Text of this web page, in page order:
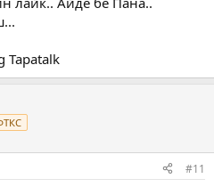
Tapatalk
#11